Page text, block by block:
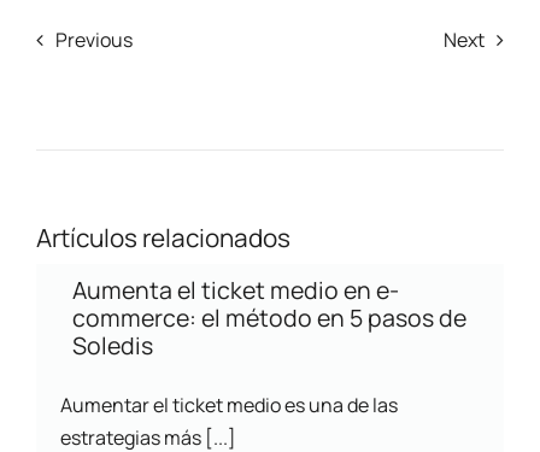
Previous Next
Artículos relacionados
Aumenta el ticket medio en e-
commerce: el método en 5 pasos de
Soledis
Aumentar el ticket medio es una de las
estrategias más [...]